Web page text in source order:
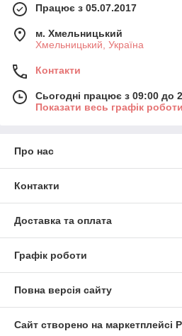
Працює з 05.07.2017
м. Хмельницький
Хмельницький, Україна
Контакти
Сьогодні працює з 09:00 до
Показати весь графік роботи
Про нас
Контакти
Доставка та оплата
Графік роботи
Повна версія сайту
Сайт створено на маркетплейсі